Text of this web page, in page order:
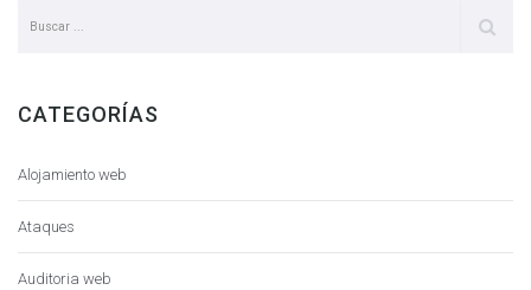
CATEGORÍAS
Alojamiento web
Ataques
Auditoria web